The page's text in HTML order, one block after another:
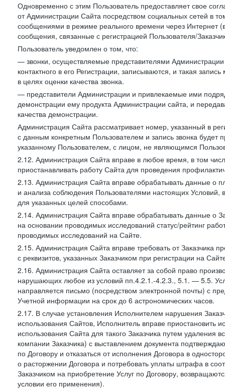
Одновременно с этим Пользователь предоставляет свое
от Администрации Сайта посредством социальных сетей в
сообщениями в режиме реального времени через Интернет
сообщения, связанные с регистрацией Пользователя/
Пользователь уведомлен о том, что:
— звонки, осуществляемые представителями
контактного в его Регистрации, записываются, и такая
в целях оценки качества звонка.
— представители Администрации и привлекаемые ими
демонстрации ему продукта Администрации сайта, и
качества демонстрации.
Администрация Сайта рассматривает номер, указанный в
с данным конкретным Пользователем и запись звонка будет
указанному Пользователем, с лицом, не являющимся
2.12. Администрация Сайта вправе в любое время, в том
приостанавливать работу Сайта для проведения
2.13. Администрация Сайта вправе обрабатывать данные о
и анализа соблюдения Пользователями настоящих
для указанных целей способами.
2.14. Администрация Сайта вправе обрабатывать данные о
на основании проводимых исследований статус/рейтинг
проводимых исследований на Сайте.
2.15. Администрация Сайта вправе требовать от Заказчика
с реквизитов, указанных Заказчиком при регистрации на
2.16. Администрация Сайта оставляет за собой право
нарушающих любое из условий пп.4.2.1.-4.2.3., 5.1. — 5.5.
направляется письмо (посредством электронной почты) с
Учетной информации на срок до 6 астрономических часов.
2.17. В случае установления Исполнителем нарушения
использования Сайтов, Исполнитель вправе приостановить
использования Сайта для такого Заказчика путем
компании Заказчика) с выставлением документа
по Договору и отказаться от исполнения Договора в
о расторжении Договора и потребовать уплаты штрафа в
Заказчиком на приобретение Услуг по Договору,
условии его применения).